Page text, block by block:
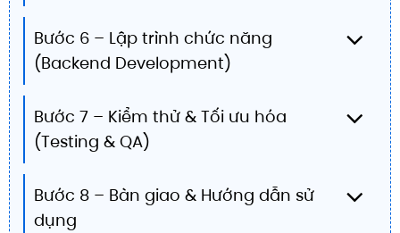
Bước 6 – Lập trình chức năng
(Backend Development)
Bước 7 – Kiểm thử & Tối ưu hóa
(Testing & QA)
Bước 8 – Bàn giao & Hướng dẫn sử
dụng